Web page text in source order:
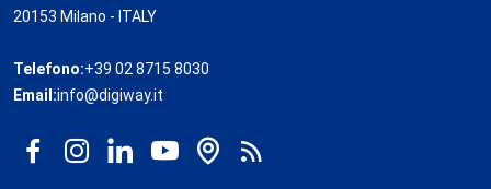
20153 Milano - ITALY
Telefono:+39 02 8715 8030
Email:info@digiway.it